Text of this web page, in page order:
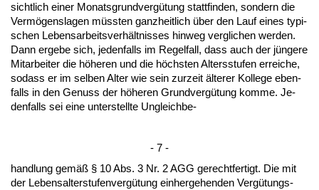
sicht­lich ei­ner Mo­nats­grund­vergütung statt­fin­den, son­dern die
Vermögens­la­gen müss­ten ganz­heit­lich über den Lauf ei­nes ty­pi­
schen Le­bens­ar­beits­verhält­nis­ses hin­weg ver­gli­chen wer­den.
Dann er­ge­be sich, je­den­falls im Re­gel­fall, dass auch der jünge­re
Mit­ar­bei­ter die höhe­ren und die höchs­ten Al­ters­stu­fen er­rei­che,
so­dass er im sel­ben Al­ter wie sein zur­zeit älte­rer Kol­le­ge eben­
falls in den Ge­nuss der höhe­ren Grund­vergütung kom­me. Je­
den­falls sei ei­ne un­ter­stell­te Un­gleich­be-
- 7 -
hand­lung gemäß § 10 Abs. 3 Nr. 2 AGG ge­recht­fer­tigt. Die mit
der Le­bens­al­ter­stu­fen­vergütung ein­her­ge­hen­den Vergütungs­